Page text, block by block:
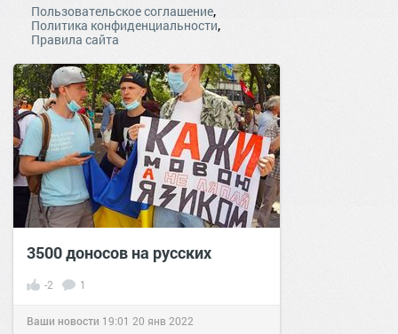
Пользовательское соглашение,
Политика конфиденциальности,
Правила сайта
3500 доносов на русских
-2 1
Ваши новости 19:01 20 янв 2022